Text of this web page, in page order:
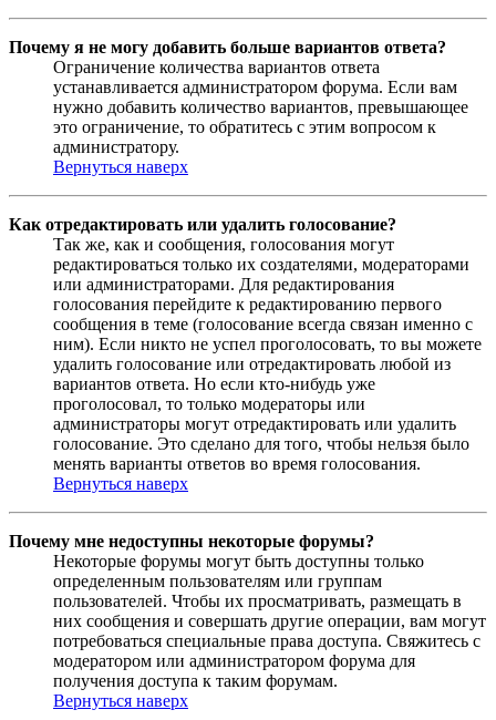
Почему я не могу добавить больше вариантов ответа?
Ограничение количества вариантов ответа
устанавливается администратором форума. Если вам
нужно добавить количество вариантов, превышающее
это ограничение, то обратитесь с этим вопросом к
администратору.
Вернуться наверх
Как отредактировать или удалить голосование?
Так же, как и сообщения, голосования могут
редактироваться только их создателями, модераторами
или администраторами. Для редактирования
голосования перейдите к редактированию первого
сообщения в теме (голосование всегда связан именно с
ним). Если никто не успел проголосовать, то вы можете
удалить голосование или отредактировать любой из
вариантов ответа. Но если кто-нибудь уже
проголосовал, то только модераторы или
администраторы могут отредактировать или удалить
голосование. Это сделано для того, чтобы нельзя было
менять варианты ответов во время голосования.
Вернуться наверх
Почему мне недоступны некоторые форумы?
Некоторые форумы могут быть доступны только
определенным пользователям или группам
пользователей. Чтобы их просматривать, размещать в
них сообщения и совершать другие операции, вам могут
потребоваться специальные права доступа. Свяжитесь с
модератором или администратором форума для
получения доступа к таким форумам.
Вернуться наверх